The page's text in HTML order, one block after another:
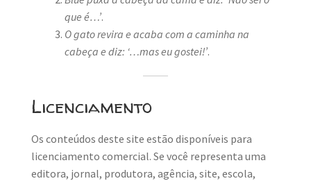
que é…’.
O gato revira e acaba com a caminha na
cabeça e diz: ‘…mas eu gostei!’.
Licenciamento
Os conteúdos deste site estão disponíveis para
licenciamento comercial. Se você representa uma
editora, jornal, produtora, agência, site, escola,